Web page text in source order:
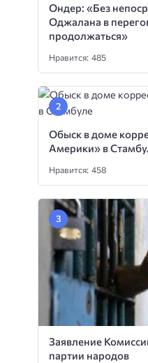
Ондер: «Без
Оджалана в
продолжаться»
Нравится: 485
Обыск в доме
Америки» в
Нравится: 458
Заявление
партии народов